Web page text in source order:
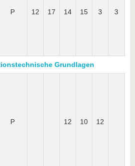
P 12 17 14 15 3 3
Grundlagen
P 12 10 12